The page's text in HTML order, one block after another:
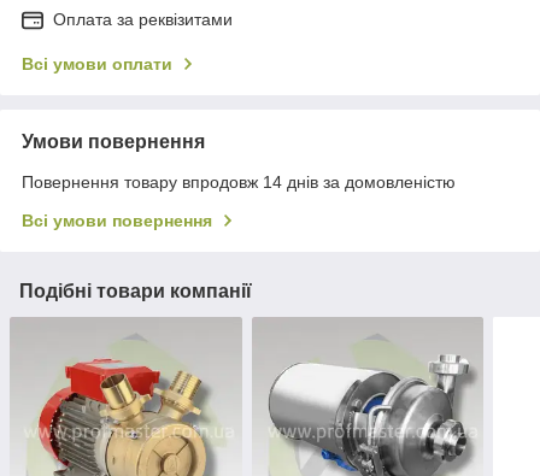
Оплата за реквізитами
Всі умови оплати
Умови повернення
Повернення товару впродовж 14 днів за домовленістю
Всі умови повернення
Подібні товари компанії